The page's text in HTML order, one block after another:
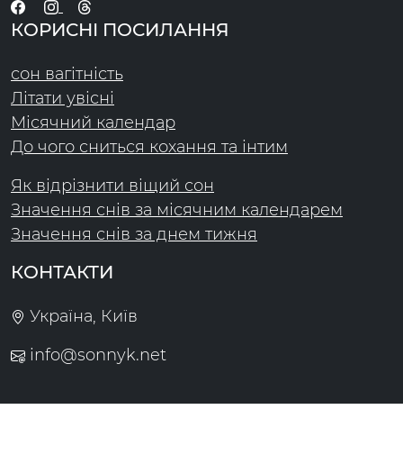
КОРИСНІ ПОСИЛАННЯ
сон вагітність
Літати увісні
Місячний календар
До чого сниться кохання та інтим
Як відрізнити віщий сон
Значення снів за місячним календарем
Значення снів за днем тижня
КОНТАКТИ
Україна, Київ
info@sonnyk.net